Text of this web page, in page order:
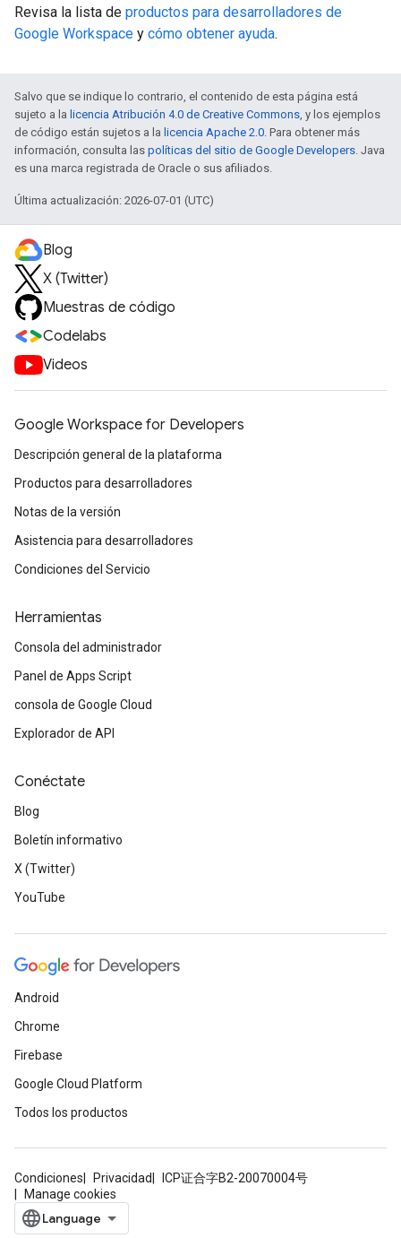
Revisa la lista de productos para desarrolladores de
Google Workspace y cómo obtener ayuda.
Salvo que se indique lo contrario, el contenido de esta página está
sujeto a la licencia Atribución 4.0 de Creative Commons, y los ejemplos
de código están sujetos a la licencia Apache 2.0. Para obtener más
información, consulta las políticas del sitio de Google Developers. Java
es una marca registrada de Oracle o sus afiliados.
Última actualización: 2026-07-01 (UTC)
Blog
X (Twitter)
Muestras de código
Codelabs
Videos
Google Workspace for Developers
Descripción general de la plataforma
Productos para desarrolladores
Notas de la versión
Asistencia para desarrolladores
Condiciones del Servicio
Herramientas
Consola del administrador
Panel de Apps Script
consola de Google Cloud
Explorador de API
Conéctate
Blog
Boletín informativo
X (Twitter)
YouTube
Android
Chrome
Firebase
Google Cloud Platform
Todos los productos
Condiciones Privacidad
ICP证合字B2-20070004号
Manage cookies